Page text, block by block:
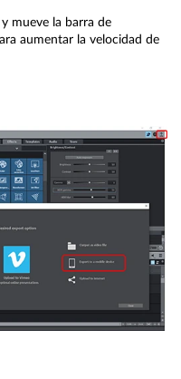
mueve la barra de
aumentar la velocidad de